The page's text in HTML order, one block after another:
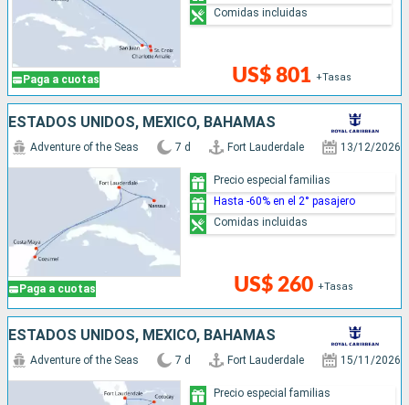
Paga a cuotas US$ 801 +Tasas
Comidas incluidas
ESTADOS UNIDOS, MÉXICO, BAHAMAS
Paga a cuotas
Adventure of the Seas 7 d Fort Lauderdale 13/12/2026
US$ 260 +Tasas
Precio especial familias
Hasta -60% en el 2° pasajero
Comidas incluidas
ESTADOS UNIDOS, MÉXICO, BAHAMAS
Adventure of the Seas 7 d Fort Lauderdale 15/11/2026
Precio especial familias